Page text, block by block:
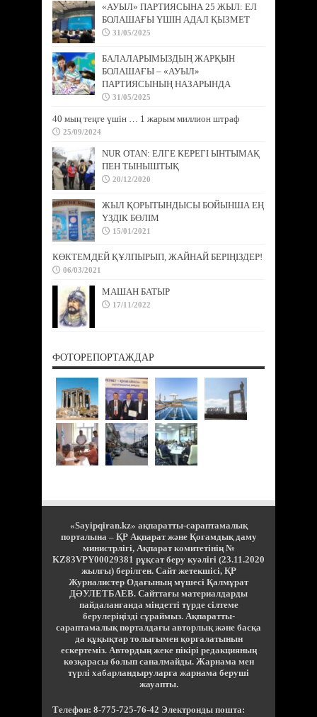
«АУЫЛ» ПАРТИЯСЫНА 25 ЖЫЛ: ЕЛ
БОЛАШАҒЫ ҮШІН АДАЛ ҚЫЗМЕТ
31/05/2025
БАЛАЛАРЫМЫЗДЫҢ ЖАРҚЫН
БОЛАШАҒЫ – «АУЫЛ»
ПАРТИЯСЫНЫҢ НАЗАРЫНДА
31/05/2025
40 мың теңге үшін … 1 жарым миллион штраф
25/09/2024
NUR OTAN: ЕЛГЕ КЕРЕГІ ЫНТЫМАҚ
ПЕН ТЫНЫШТЫҚ
20/12/2020
ЖЫЛ ҚОРЫТЫНДЫСЫ БОЙЫНША ЕҢ
ҮЗДІК БӨЛІМ
15/01/2021
КӨКТЕМДЕЙ ҚҰЛПЫРЫП, ЖАЙНАЙ БЕРІҢІЗДЕР!
06/03/2021
МАШАН БАТЫР
17/11/2022
ФОТОРЕПОРТАЖДАР
«Sayipqiran.kz» ақпаратты-сараптамалық
порталына – ҚР Ақпарат және Қоғамдық даму
министрлігі, Ақпарат комитетінің №
KZ83VPY00029381 рұқсат беру куәлігі (23.11.2020
жылғы) берілген. Сайт жетекшісі, ҚР
Журналистер Одағының мүшесі Қалмұрат
ДӘУЛЕТБАЕВ. Сайттағы материалдарды
пайдаланғанда міндетті түрде сілтеме
берулеріңізді сұраймыз. Ақпаратты-
сараптамалық порталдағы авторлық және басқа
да құқықтар толығымен қорғалатынын
ескертеміз. Автордың жеке пікірі редакцияның
көзқарасы болып саналмайды. Жарнама мен
түрлі хабарландыруларға жарнама беруші
жауапты.
Телефон: 8-775-725-76-42 Электронды пошта: